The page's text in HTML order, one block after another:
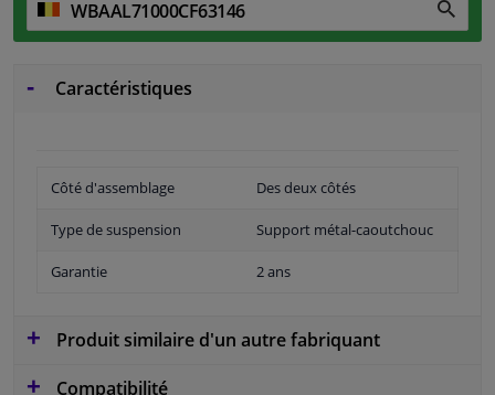
Caractéristiques
Côté d'assemblage Des deux côtés
Type de suspension Support métal-caoutchouc
Garantie 2 ans
Produit similaire d'un autre fabriquant
Compatibilité